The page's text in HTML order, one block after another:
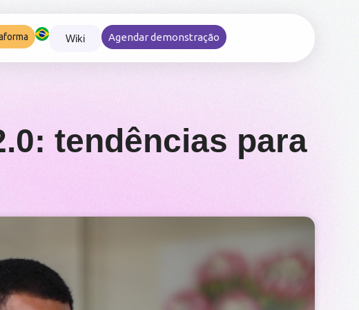
Wiki Agendar demonstração
tendências para